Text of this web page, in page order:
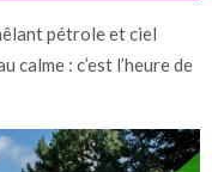
pétrole et ciel
calme : c’est l’heure de